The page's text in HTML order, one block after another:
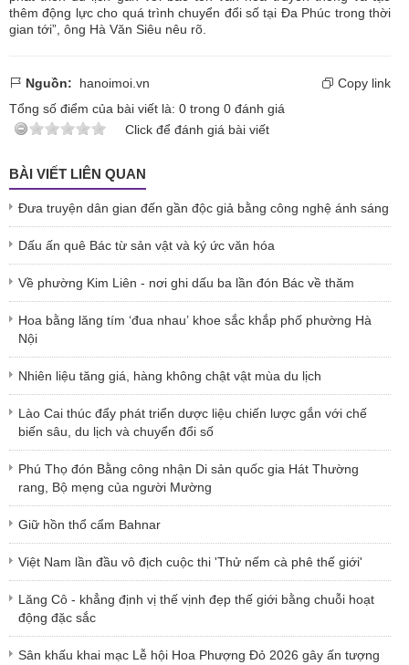
thêm động lực cho quá trình chuyển đổi số tại Đa Phúc trong thời
gian tới”, ông Hà Văn Siêu nêu rõ.
Nguồn: hanoimoi.vn
Copy link
Tổng số điểm của bài viết là: 0 trong 0 đánh giá
Click để đánh giá bài viết
BÀI VIẾT LIÊN QUAN
Đưa truyện dân gian đến gần độc giả bằng công nghệ ánh sáng
Dấu ấn quê Bác từ sản vật và ký ức văn hóa
Về phường Kim Liên - nơi ghi dấu ba lần đón Bác về thăm
Hoa bằng lăng tím ‘đua nhau’ khoe sắc khắp phố phường Hà
Nội
Nhiên liệu tăng giá, hàng không chật vật mùa du lịch
Lào Cai thúc đẩy phát triển dược liệu chiến lược gắn với chế
biến sâu, du lịch và chuyển đổi số
Phú Thọ đón Bằng công nhận Di sản quốc gia Hát Thường
rang, Bộ mẹng của người Mường
Giữ hồn thổ cẩm Bahnar
Việt Nam lần đầu vô địch cuộc thi 'Thử nếm cà phê thế giới'
Lăng Cô - khẳng định vị thế vịnh đẹp thế giới bằng chuỗi hoạt
động đặc sắc
Sân khấu khai mạc Lễ hội Hoa Phượng Đỏ 2026 gây ấn tượng